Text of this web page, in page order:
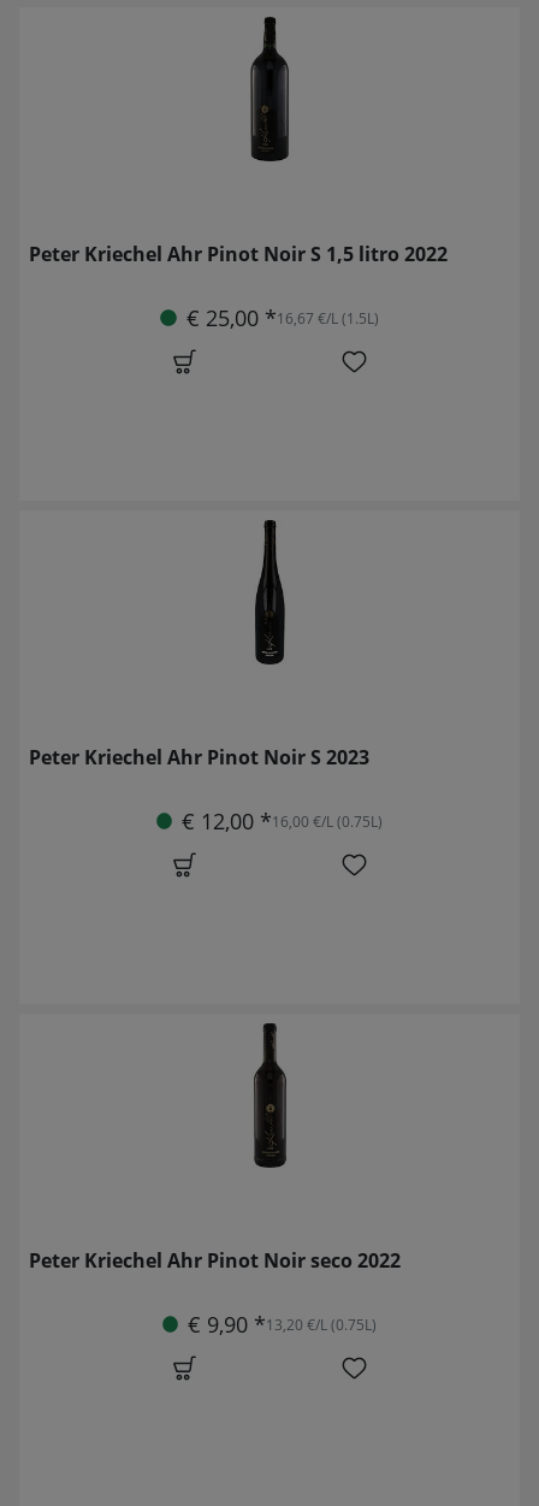
Peter Kriechel Ahr Pinot Noir S 1,5 litro 2022
€ 25,00 *16,67 €/L (1.5L)
Peter Kriechel Ahr Pinot Noir S 2023
€ 12,00 *16,00 €/L (0.75L)
Peter Kriechel Ahr Pinot Noir seco 2022
€ 9,90 *13,20 €/L (0.75L)